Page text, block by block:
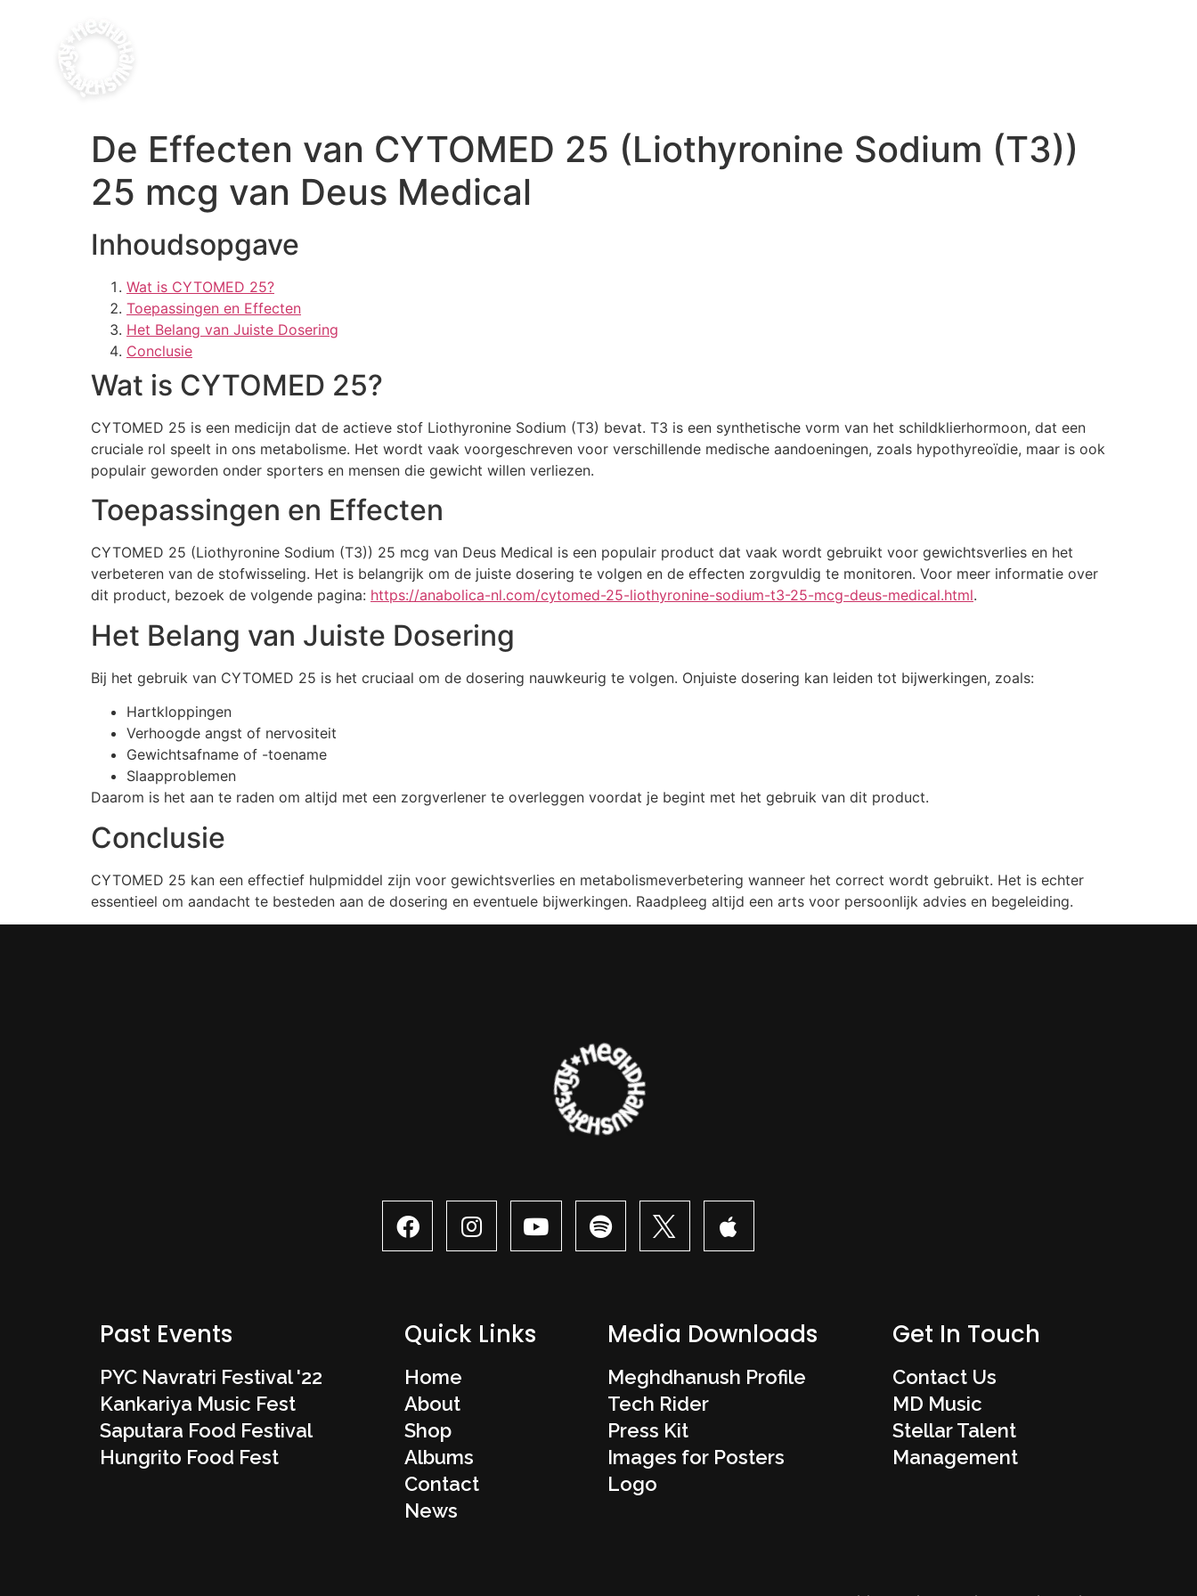
De Effecten van CYTOMED 25 (Liothyronine Sodium (T3))
25 mcg van Deus Medical
Inhoudsopgave
Wat is CYTOMED 25?
Toepassingen en Effecten
Het Belang van Juiste Dosering
Conclusie
Wat is CYTOMED 25?
CYTOMED 25 is een medicijn dat de actieve stof Liothyronine Sodium (T3) bevat. T3 is een synthetische vorm van het schildklierhormoon, dat een
cruciale rol speelt in ons metabolisme. Het wordt vaak voorgeschreven voor verschillende medische aandoeningen, zoals hypothyreoïdie, maar is ook
populair geworden onder sporters en mensen die gewicht willen verliezen.
Toepassingen en Effecten
CYTOMED 25 (Liothyronine Sodium (T3)) 25 mcg van Deus Medical is een populair product dat vaak wordt gebruikt voor gewichtsverlies en het
verbeteren van de stofwisseling. Het is belangrijk om de juiste dosering te volgen en de effecten zorgvuldig te monitoren. Voor meer informatie over
dit product, bezoek de volgende pagina: https://anabolica-nl.com/cytomed-25-liothyronine-sodium-t3-25-mcg-deus-medical.html.
Het Belang van Juiste Dosering
Bij het gebruik van CYTOMED 25 is het cruciaal om de dosering nauwkeurig te volgen. Onjuiste dosering kan leiden tot bijwerkingen, zoals:
Hartkloppingen
Verhoogde angst of nervositeit
Gewichtsafname of -toename
Slaapproblemen
Daarom is het aan te raden om altijd met een zorgverlener te overleggen voordat je begint met het gebruik van dit product.
Conclusie
CYTOMED 25 kan een effectief hulpmiddel zijn voor gewichtsverlies en metabolismeverbetering wanneer het correct wordt gebruikt. Het is echter
essentieel om aandacht te besteden aan de dosering en eventuele bijwerkingen. Raadpleeg altijd een arts voor persoonlijk advies en begeleiding.
Past Events
PYC Navratri Festival '22
Kankariya Music Fest
Saputara Food Festival
Hungrito Food Fest
Quick Links
Home
About
Shop
Albums
Contact
News
Media Downloads
Meghdhanush Profile
Tech Rider
Press Kit
Images for Posters
Logo
Get In Touch
Contact Us
MD Music
Stellar Talent
Management